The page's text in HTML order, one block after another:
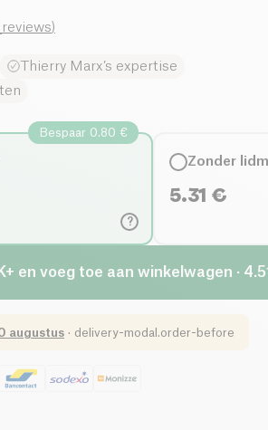
)
Thierry Marx’s expertise
?
Bespaar 0.80 €
Zonder
5.31 €
en voeg toe aan winkelwagen ·
augustus · delivery-modal.order-before